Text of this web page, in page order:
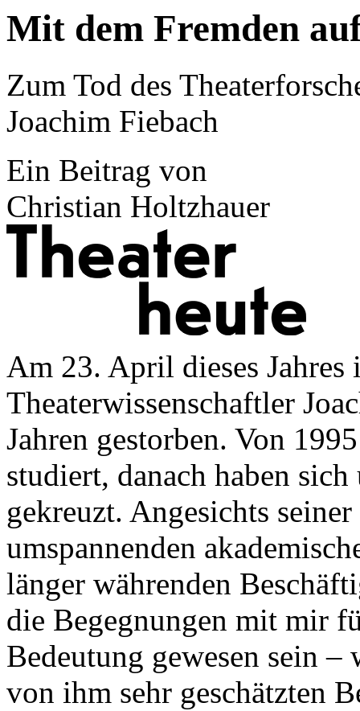
Mit dem Fremden
Zum Tod des
Joachim Fiebach
Ein Beitrag von
Christian Holtzhauer
Am 23. April dieses Jahres
Theaterwissenschaftler
Jahren gestorben. Von
studiert, danach haben
gekreuzt. Angesichts
umspannenden
länger währenden
die Begegnungen mit mir
Bedeutung gewesen sein
von ihm sehr geschätzten